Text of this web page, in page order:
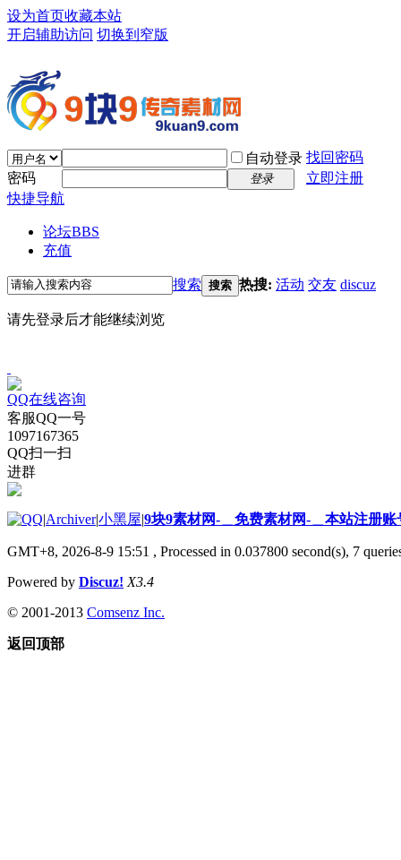
设为首页收藏本站
开启辅助访问 切换到窄版
自动登录 找回密码
密码
登录
立即注册
快捷导航
论坛BBS
充值
搜索 搜索 热搜: 活动 交友 discuz
请先登录后才能继续浏览
QQ在线咨询
客服QQ一号
1097167365
QQ扫一扫
进群
|Archiver|小黑屋|9块9素材网-＿免费素材网-＿本站注册账
GMT+8, 2026-8-9 15:51 , Processed in 0.037800 second(s), 7
Powered by Discuz! X3.4
© 2001-2013 Comsenz Inc.
返回顶部